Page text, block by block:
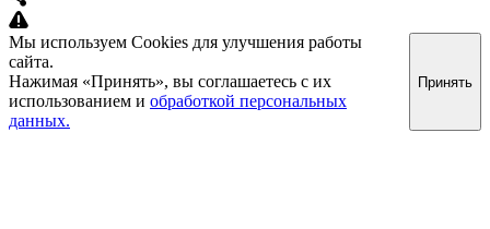
Мы используем Cookies для улучшения работы
сайта.
Нажимая «Принять», вы соглашаетесь с их
использованием и обработкой персональных
данных.
Принять